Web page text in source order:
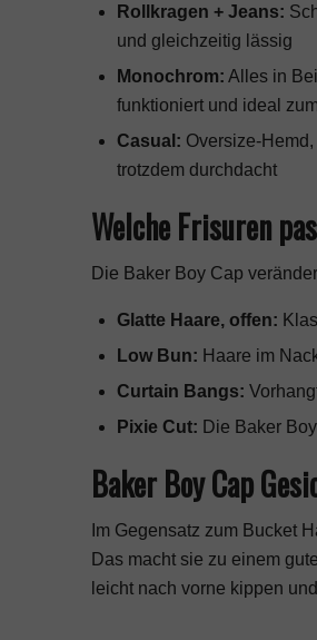
Rollkragen + Jeans:
und gleichzeitig lässig
Monochrom: Alles in
funktioniert und ideal zum
Casual: Oversize-
trotzdem durchdacht
Welche Frisuren
Die Baker Boy Cap
Glatte Haare, offen:
Low Bun: Haare im
Curtain Bangs:
Pixie Cut: Die Baker
Baker Boy Cap
Im Gegensatz zum Bucket
Das macht sie zu einem
leicht nach vorne kippen